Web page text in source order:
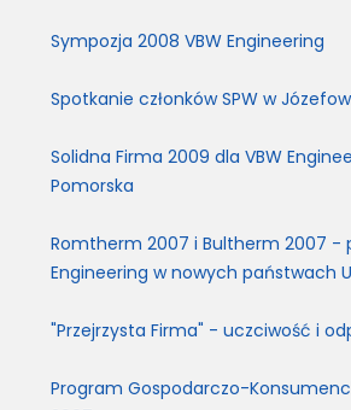
Sympozja 2008 VBW Engineering
Spotkanie członków SPW w
Solidna Firma 2009 dla VBW
Pomorska
Romtherm 2007 i Bultherm 2007 -
Engineering w nowych państwach
"Przejrzysta Firma" - uczciwość i
Program Gospodarczo-